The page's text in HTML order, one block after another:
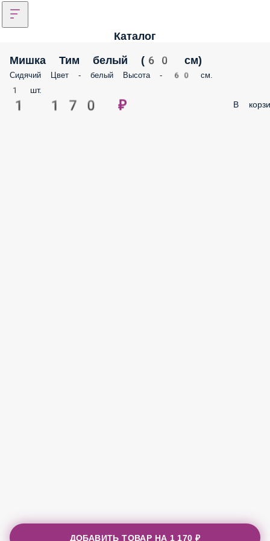
Каталог
Мишка Тим белый (60 см)
Сидячий Цвет - белый Высота - 60 см.
1 шт.
1 170 ₽ В
ДОБАВИТЬ ТОВАР НА 1 170 ₽